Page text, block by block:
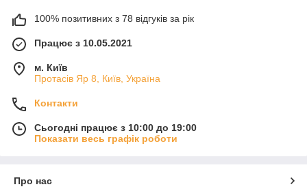
100% позитивних з 78 відгуків за рік
Працює з 10.05.2021
м. Київ
Протасів Яр 8, Київ, Україна
Контакти
Сьогодні працює з 10:00 до 19:00
Показати весь графік роботи
Про нас